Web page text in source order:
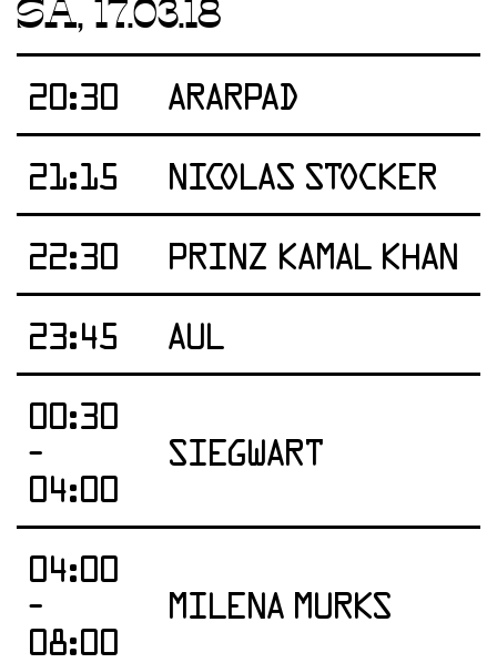
SA, 17.03.18
20:30
ARARPAD
21:15
NICOLAS STOCKER
22:30
PRINZ KAMAL KHAN
23:45
AUL
00:30
-
04:00
SIEGWART
04:00
-
08:00
MILENA MURKS